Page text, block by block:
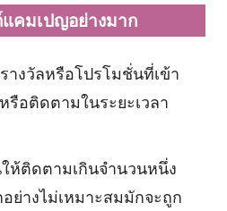
คมเปญอย่างมาก
างวัลหรือโปรโมชั่นที่เข้า
อติดตามในระยะเวลา
ห้ติดตามเกินจำนวนหนึ่ง
ย่างไม่เหมาะสมมักจะถูก